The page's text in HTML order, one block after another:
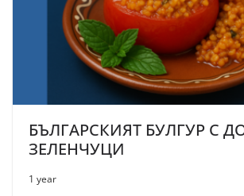
БЪЛГАРСКИЯТ БУЛГУР С
ЗЕЛЕНЧУЦИ
1 year